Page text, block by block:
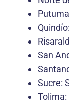
San
Sucre: